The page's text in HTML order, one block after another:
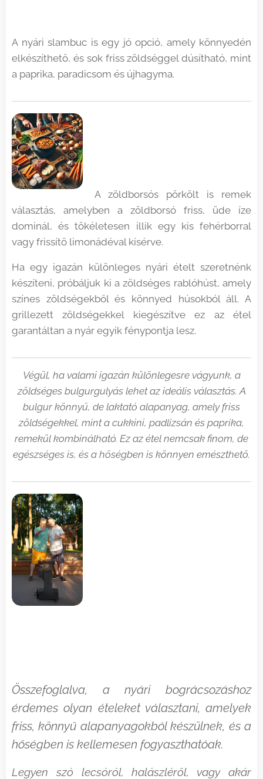
A nyári slambuc is egy jó opció, amely könnyedén
elkészíthető, és sok friss zöldséggel dúsítható, mint
a paprika, paradicsom és újhagyma.
A zöldborsós pörkölt is remek
választás, amelyben a zöldborsó friss, üde íze
dominál, és tökéletesen illik egy kis fehérborral
vagy frissítő limonádéval kísérve.
Ha egy igazán különleges nyári ételt szeretnénk
készíteni, próbáljuk ki a zöldséges rablóhúst, amely
színes zöldségekből és könnyed húsokból áll. A
grillezett zöldségekkel kiegészítve ez az étel
garantáltan a nyár egyik fénypontja lesz.
Végül, ha valami igazán különlegesre vágyunk, a
zöldséges bulgurgulyás lehet az ideális választás. A
bulgur könnyű, de laktató alapanyag, amely friss
zöldségekkel, mint a cukkini, padlizsán és paprika,
remekül kombinálható. Ez az étel nemcsak finom, de
egészséges is, és a hőségben is könnyen emészthető.
Összefoglalva, a nyári bográcsozáshoz
érdemes olyan ételeket választani, amelyek
friss, könnyű alapanyagokból készülnek, és a
hőségben is kellemesen fogyaszthatóak.
Legyen szó lecsóról, halászléről, vagy akár